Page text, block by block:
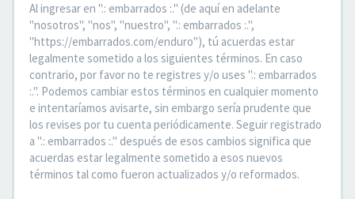
Al ingresar en ".: embarrados :." (de aquí en adelante
"nosotros", "nos", "nuestro", ".: embarrados :.",
"https://embarrados.com/enduro"), tú acuerdas estar
legalmente sometido a los siguientes términos. En caso
contrario, por favor no te registres y/o uses ".: embarrados
:.". Podemos cambiar estos términos en cualquier momento
e intentaríamos avisarte, sin embargo sería prudente que
los revises por tu cuenta periódicamente. Seguir registrado
a ".: embarrados :." después de esos cambios significa que
acuerdas estar legalmente sometido a esos nuevos
términos tal como fueron actualizados y/o reformados.